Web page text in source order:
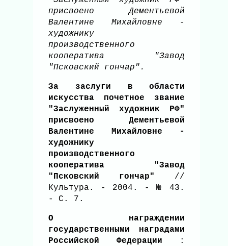
присвоено Дементьевой
Валентине Михайловне -
художнику
производственного
кооператива "Завод
"Псковский гончар".
За заслуги в области
искусства почетное звание
"Заслуженный художник РФ"
присвоено Дементьевой
Валентине Михайловне -
художнику
производственного
кооператива "Завод
"Псковский гончар"
//
Культура. - 2004. - № 43.
- С. 7.
О награждении
государственными наградами
Российской Федерации :